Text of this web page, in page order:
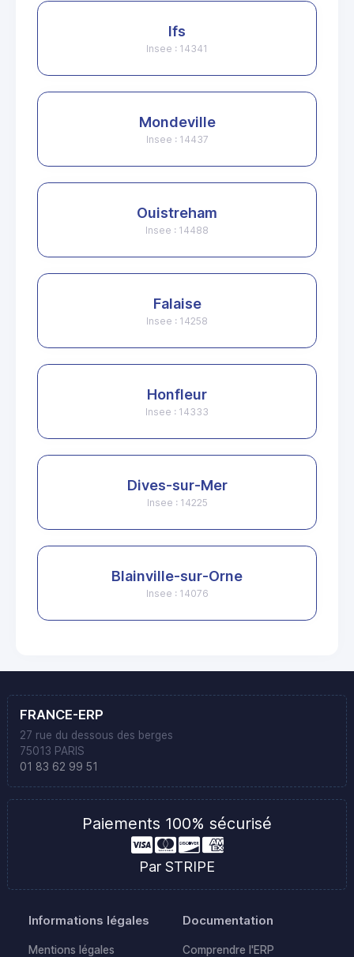
Ifs
Insee : 14341
Mondeville
Insee : 14437
Ouistreham
Insee : 14488
Falaise
Insee : 14258
Honfleur
Insee : 14333
Dives-sur-Mer
Insee : 14225
Blainville-sur-Orne
Insee : 14076
FRANCE-ERP
27 rue du dessous des berges
75013 PARIS
01 83 62 99 51
Paiements 100% sécurisé
Par STRIPE
Informations légales
Mentions légales
Documentation
Comprendre l'ERP